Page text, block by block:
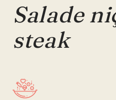
Salade
steak